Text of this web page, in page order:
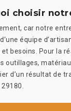
choisir
car notre
équipe
besoins. Pour la
outillages,
d’un résultat de